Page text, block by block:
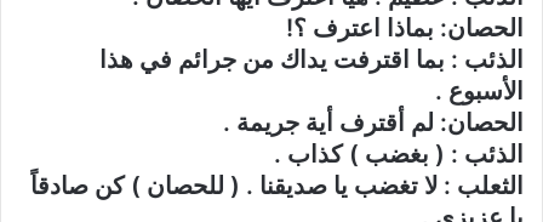
الحصان: بماذا اعترف ؟!
الذئب : بما اقترفت يداك من جرائم في هذا
الأسبوع .
الحصان: لم أقترف أية جريمة .
الذئب : ( بغضب ) كذاب .
الثعلب : لا تغضب يا صديقنا . ( للحصان ) كن صادقاً